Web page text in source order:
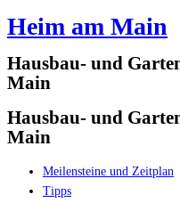
Zum
springen
Heim am Main
Hausbau- und
Main
Hausbau- und
Main
Meilensteine und Zeitplan
Tipps